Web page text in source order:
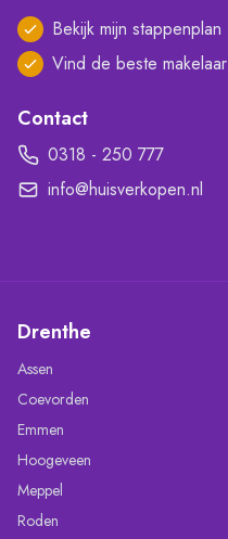
Bekijk mijn stappenplan
Vind de beste makelaar
Contact
0318 - 250 777
info@huisverkopen.nl
Drenthe
Assen
Coevorden
Emmen
Hoogeveen
Meppel
Roden